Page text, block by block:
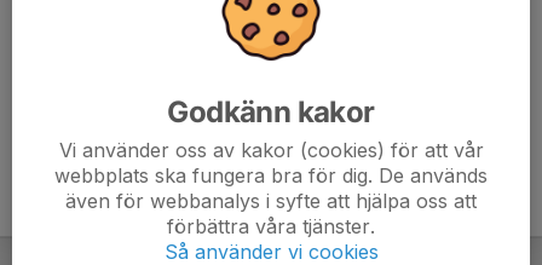
Godkänn kakor
Vi använder oss av kakor (cookies) för att vår
webbplats ska fungera bra för dig. De används
även för webbanalys i syfte att hjälpa oss att
förbättra våra tjänster.
Så använder vi cookies